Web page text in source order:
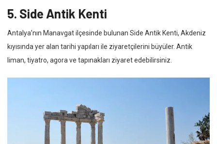
5. Side Antik Kenti
Antalya’nın Manavgat ilçesinde bulunan Side Antik Kenti, Akdeniz
kıyısında yer alan tarihi yapıları ile ziyaretçilerini büyüler. Antik
liman, tiyatro, agora ve tapınakları ziyaret edebilirsiniz.